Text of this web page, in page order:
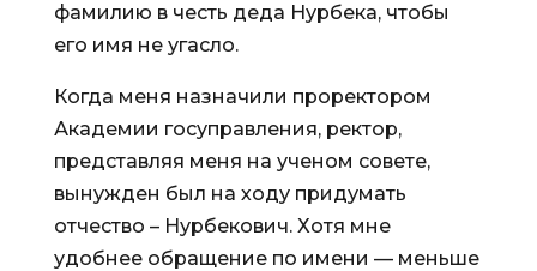
фамилию в честь деда Нурбека, чтобы
его имя не угасло.
Когда меня назначили проректором
Академии госуправления, ректор,
представляя меня на ученом совете,
вынужден был на ходу придумать
отчество – Нурбекович. Хотя мне
удобнее обращение по имени — меньше